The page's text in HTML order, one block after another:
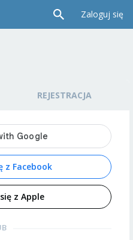
Zaloguj się
REJESTRACJA
z Facebook
z Apple